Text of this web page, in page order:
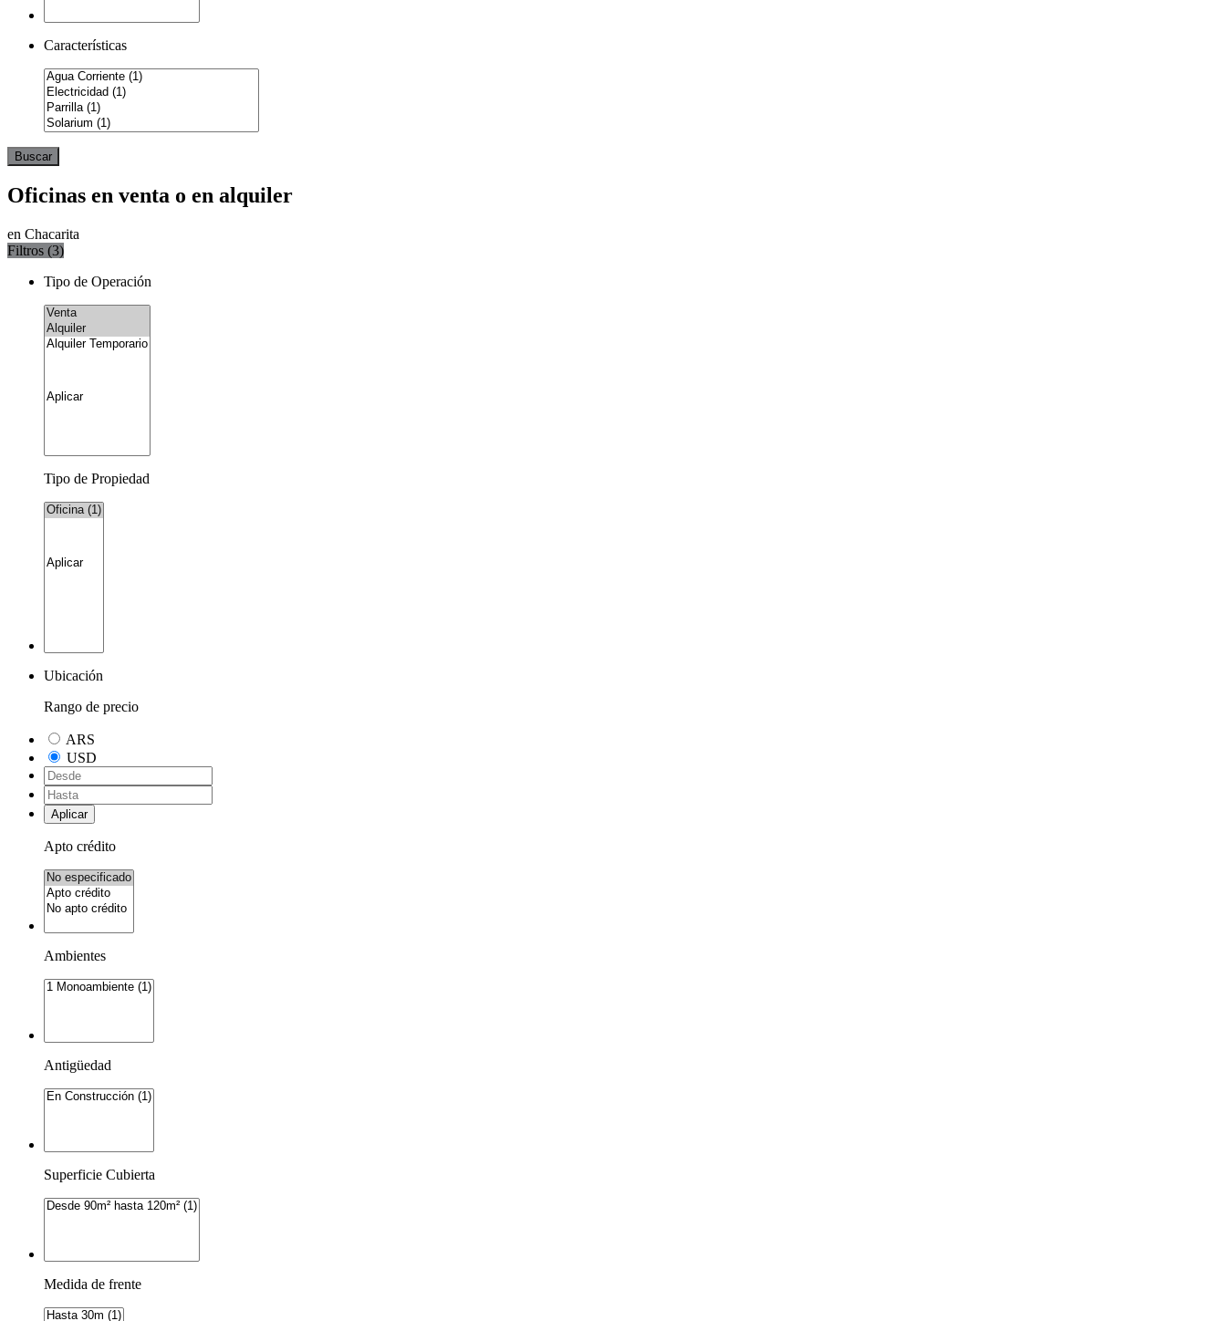
Características
Buscar
Oficinas en venta o en alquiler
en Chacarita
Filtros (3)
Tipo de Operación
Tipo de Propiedad
Ubicación
Rango de precio
ARS
USD
Aplicar
Apto crédito
Ambientes
Antigüedad
Superficie Cubierta
Medida de frente